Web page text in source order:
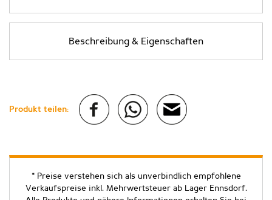
Beschreibung & Eigenschaften
Produkt teilen:
* Preise verstehen sich als unverbindlich empfohlene
Verkaufspreise inkl. Mehrwertsteuer ab Lager Ennsdorf.